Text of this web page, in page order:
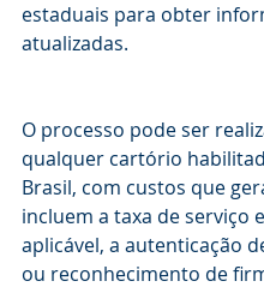
estaduais para obter
atualizadas.
O processo pode ser
qualquer cartório
Brasil, com custos que
incluem a taxa de serviço
aplicável, a autenticação
ou reconhecimento de